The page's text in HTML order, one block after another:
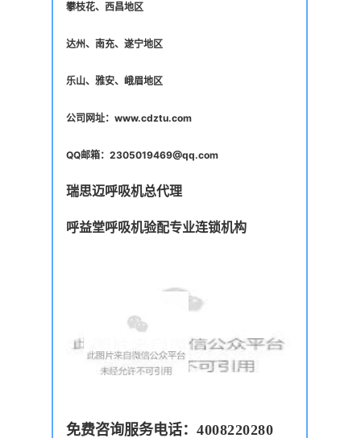
攀枝花、西昌地区
达州、南充、遂宁地区
乐山、雅安、峨眉地区
公司网址：www.cdztu.com
QQ邮箱：2305019469@qq.com
瑞思迈呼吸机总代理
呼益堂呼吸机验配专业连锁机构
免费咨询服务电话： 4008220280